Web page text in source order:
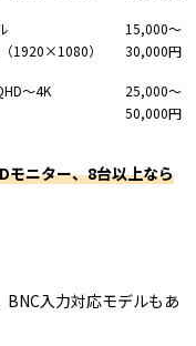
1920×1080）
15,000〜
30,000円
〜4K
25,000〜
50,000円
モニター、8台以上なら
BNC入力対応モデルもあ